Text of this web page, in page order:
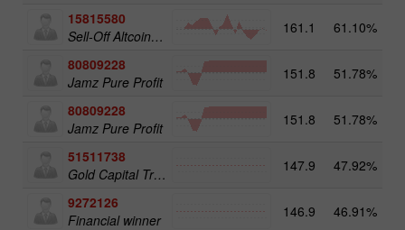
15815580
Sell-Off Altcoins 25
161.1 61.10%
80809228
Jamz Pure Profit
151.8 51.78%
80809228
Jamz Pure Profit
151.8 51.78%
51511738
Gold Capital Trade
147.9 47.92%
9272126
Financial winner
146.9 46.91%